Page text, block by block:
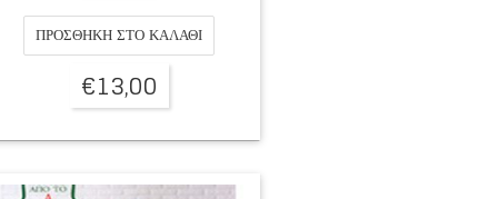
ΠΡΟΣΘΉΚΗ ΣΤΟ ΚΑΛΆΘΙ
€13,00